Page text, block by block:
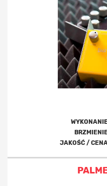
JAKOŚĆ /